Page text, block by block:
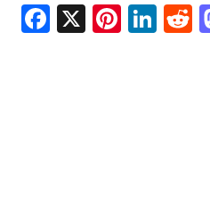
Facebook
X